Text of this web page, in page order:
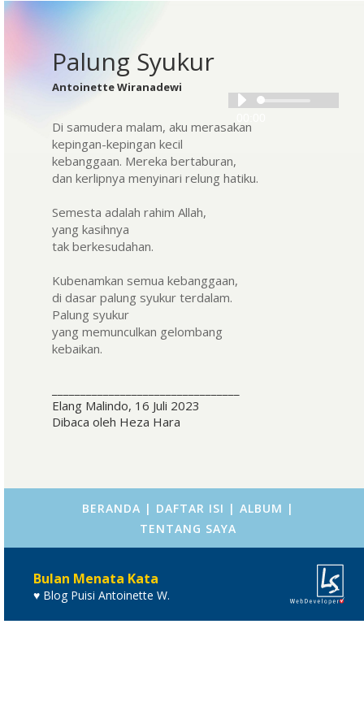
Palung Syukur
Antoinette Wiranadewi
Di samudera malam, aku merasakan
kepingan-kepingan kecil
kebanggaan. Mereka bertaburan,
dan kerlipnya menyinari relung hatiku.
Semesta adalah rahim Allah,
yang kasihnya
tak berkesudahan.
Kubenamkan semua kebanggaan,
di dasar palung syukur terdalam.
Palung syukur
yang memunculkan gelombang
kebaikan.
Elang Malindo, 16 Juli 2023
Dibaca oleh Heza Hara
BERANDA | DAFTAR ISI |ALBUM |
TENTANG SAYA
Bulan Menata Kata
♥ Blog Puisi Antoinette W.